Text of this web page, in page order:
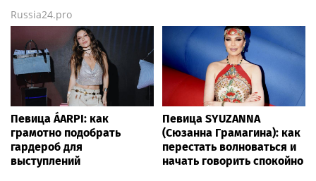
Russia24.pro
Певица ÁARPI: как
грамотно подобрать
гардероб для
выступлений
Певица SYUZANNA
(Сюзанна Грамагина): как
перестать волноваться и
начать говорить спокойно